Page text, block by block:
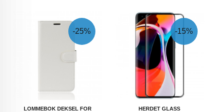
LOMMEBOK DEKSEL FOR
-25%
HERDET GLASS
-15%